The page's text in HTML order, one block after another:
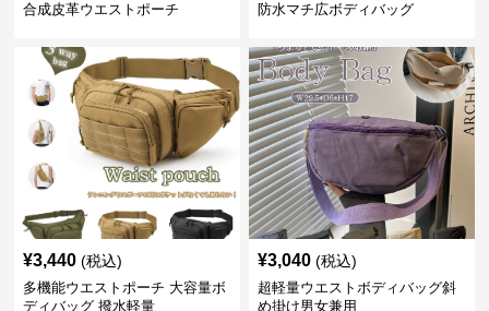
合成皮革ウエストポーチ
防水マチ広ボディバッグ
¥3,440 (税込)
多機能ウエストポーチ 大容量ボ
ディバッグ 撥水軽量
¥3,040 (税込)
超軽量ウエストボディバッグ斜
め掛け男女兼用